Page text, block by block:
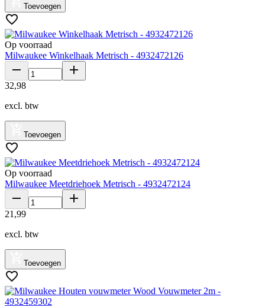
Toevoegen
Op voorraad
Milwaukee Winkelhaak Metrisch - 4932472126
32,98
excl. btw
Toevoegen
Op voorraad
Milwaukee Meetdriehoek Metrisch - 4932472124
21 ,99
excl. btw
Toevoegen